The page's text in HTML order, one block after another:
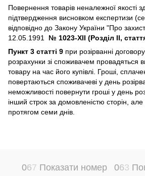
Повернення товарів неналежної якості
підтвердження висновком експертизи
відповідно до Закону України "Про
12.05.1991 № 1023-XII (Розділ II,
Пункт 3 статті 9 при розірванні
розрахунки зі споживачем провадяться
товару на час його купівлі. Гроші,
повертаються споживачеві у день
неможливості повернути гроші у день
інший строк за домовленістю сторін, але
протягом семи днів.
067 Показати номер 063